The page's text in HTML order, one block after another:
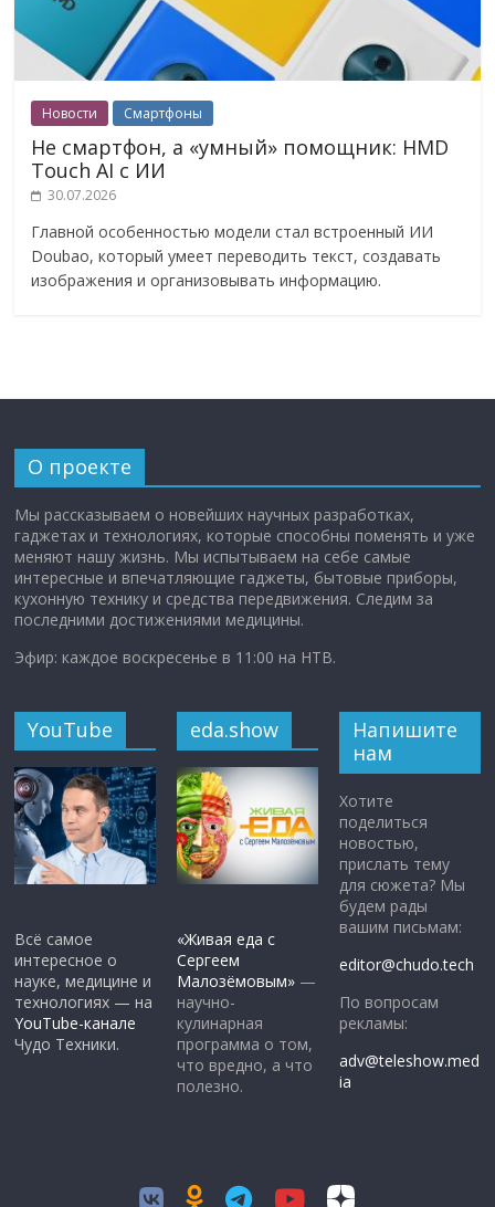
Новости Смартфоны
Не смартфон, а «умный» помощник: HMD
Touch AI с ИИ
30.07.2026
Главной особенностью модели стал встроенный ИИ
Doubao, который умеет переводить текст, создавать
изображения и организовывать информацию.
О проекте
Мы рассказываем о новейших научных разработках,
гаджетах и технологиях, которые способны поменять и уже
меняют нашу жизнь. Мы испытываем на себе самые
интересные и впечатляющие гаджеты, бытовые приборы,
кухонную технику и средства передвижения. Следим за
последними достижениями медицины.
Эфир: каждое воскресенье в 11:00 на НТВ.
YouTube
Всё самое
интересное о
науке, медицине и
технологиях — на
YouTube-канале
Чудо Техники.
eda.show
«Живая еда с
Сергеем
Малозёмовым» —
научно-
кулинарная
программа о том,
что вредно, а что
полезно.
Напишите
нам
Хотите
поделиться
новостью,
прислать тему
для сюжета? Мы
будем рады
вашим письмам:
editor@chudo.tech
По вопросам
рекламы:
adv@teleshow.med
ia